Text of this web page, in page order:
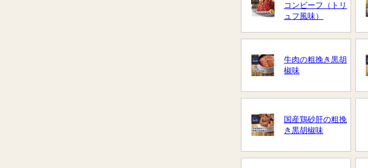
コンビーフ（トリ
ュフ風味）
牛肉の粗挽き黒胡
椒味
国産鶏砂肝の粗挽
き黒胡椒味